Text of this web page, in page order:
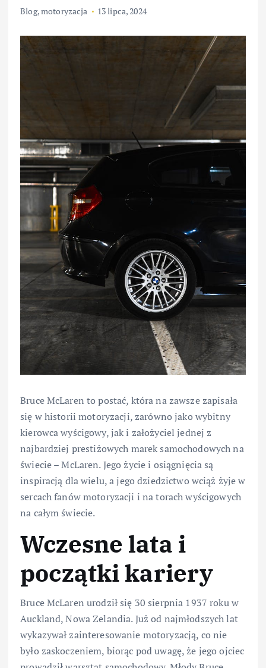
Blog,motoryzacja 13 lipca, 2024
Bruce McLaren to postać, która na zawsze zapisała
się w historii motoryzacji, zarówno jako wybitny
kierowca wyścigowy, jak i założyciel jednej z
najbardziej prestiżowych marek samochodowych na
świecie – McLaren. Jego życie i osiągnięcia są
inspiracją dla wielu, a jego dziedzictwo wciąż żyje w
sercach fanów motoryzacji i na torach wyścigowych
na całym świecie.
Wczesne lata i
początki kariery
Bruce McLaren urodził się 30 sierpnia 1937 roku w
Auckland, Nowa Zelandia. Już od najmłodszych lat
wykazywał zainteresowanie motoryzacją, co nie
było zaskoczeniem, biorąc pod uwagę, że jego ojciec